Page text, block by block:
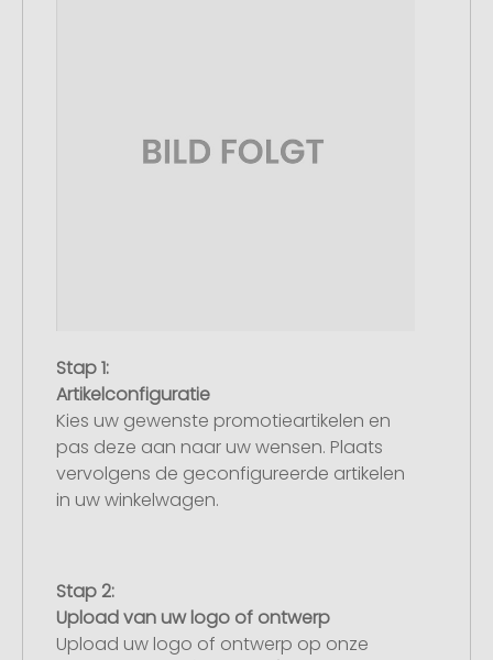
Stap 1:
Artikelconfiguratie
Kies uw gewenste promotieartikelen en
pas deze aan naar uw wensen. Plaats
vervolgens de geconfigureerde artikelen
in uw winkelwagen.
Stap 2:
Upload van uw logo of ontwerp
Upload uw logo of ontwerp op onze